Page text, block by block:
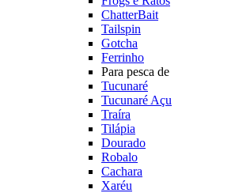
ChatterBait
Tailspin
Gotcha
Ferrinho
Para pesca de
Tucunaré
Tucunaré Açu
Traíra
Tilápia
Dourado
Robalo
Cachara
Xaréu